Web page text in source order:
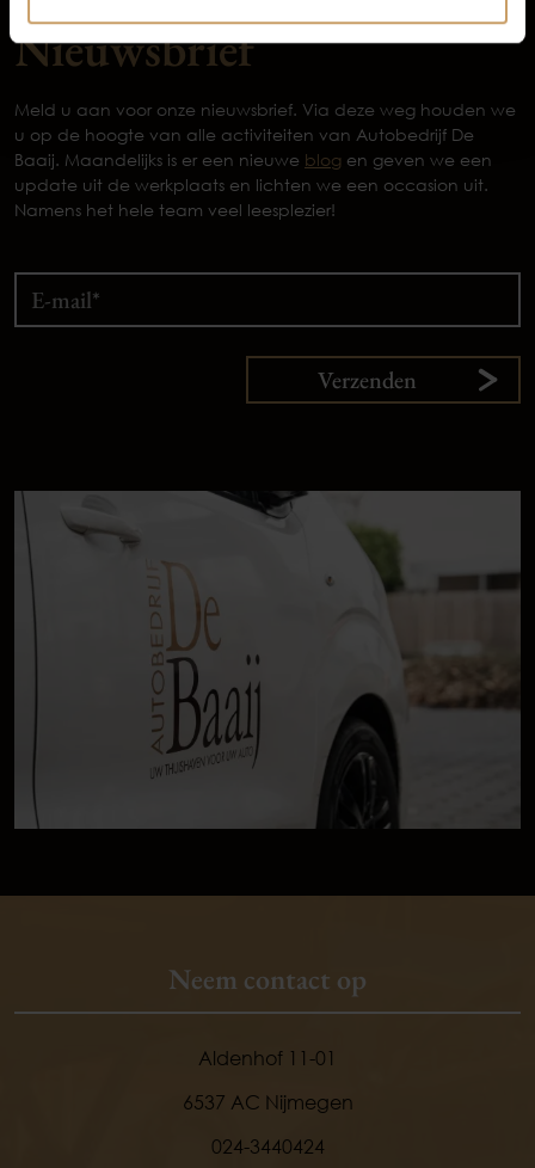
Nieuwsbrief
Meld u aan voor onze nieuwsbrief. Via deze weg houden we
u op de hoogte van alle activiteiten van Autobedrijf De
Baaij. Maandelijks is er een nieuwe blog en geven we een
update uit de werkplaats en lichten we een occasion uit.
Namens het hele team veel leesplezier!
Verzenden
Neem contact op
Aldenhof 11-01
6537 AC Nijmegen
024-3440424